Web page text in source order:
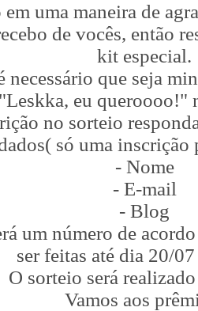
uma maneira de
de vocês, então
kit especial.
necessário que seja
"Leskka, eu queroooo!"
no sorteio
só uma inscrição
- Nome
- E-mail
- Blog
um número de
ser feitas até dia 20/
O sorteio será
Vamos aos